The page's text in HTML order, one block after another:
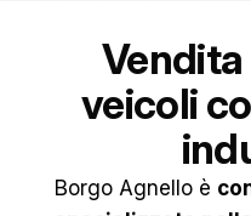
veicoli
Borgo Agnello è